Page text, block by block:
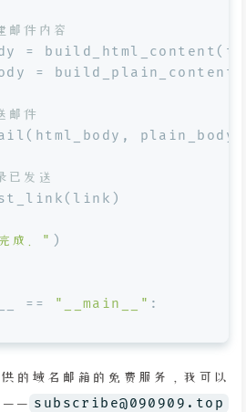
件内容
=
=
件
发送
成。" )
== "__main__" :
的域名邮箱的免费服务，我可以
—— subscribe@090909.top